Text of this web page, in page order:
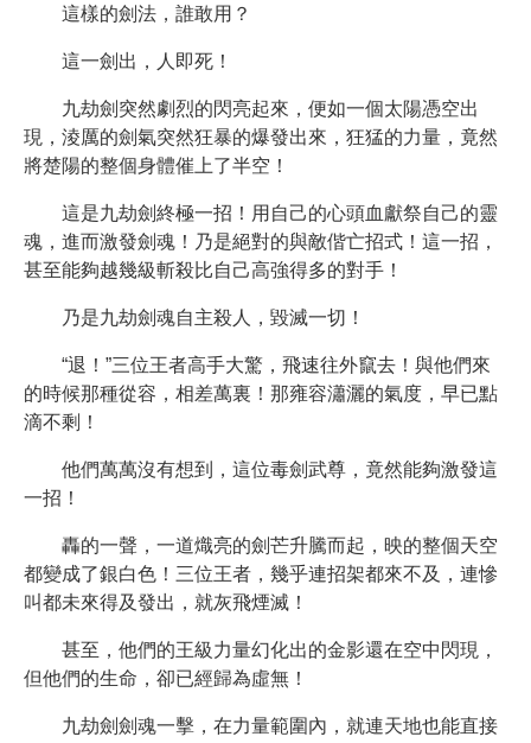
這樣的劍法，誰敢用？
這一劍出，人即死！
九劫劍突然劇烈的閃亮起來，便如一個太陽憑空出
現，淩厲的劍氣突然狂暴的爆發出來，狂猛的力量，竟然
將楚陽的整個身體催上了半空！
這是九劫劍終極一招！用自己的心頭血獻祭自己的靈
魂，進而激發劍魂！乃是絕對的與敵偕亡招式！這一招，
甚至能夠越幾級斬殺比自己高強得多的對手！
乃是九劫劍魂自主殺人，毀滅一切！
“退！”三位王者高手大驚，飛速往外竄去！與他們來
的時候那種從容，相差萬裏！那雍容瀟灑的氣度，早已點
滴不剩！
他們萬萬沒有想到，這位毒劍武尊，竟然能夠激發這
一招！
轟的一聲，一道熾亮的劍芒升騰而起，映的整個天空
都變成了銀白色！三位王者，幾乎連招架都來不及，連慘
叫都未來得及發出，就灰飛煙滅！
甚至，他們的王級力量幻化出的金影還在空中閃現，
但他們的生命，卻已經歸為虛無！
九劫劍劍魂一擊，在力量範圍內，就連天地也能直接